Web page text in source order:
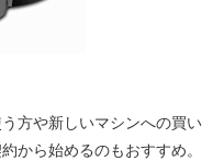
方や新しいマシンへの買い
から始めるのもおすすめ。